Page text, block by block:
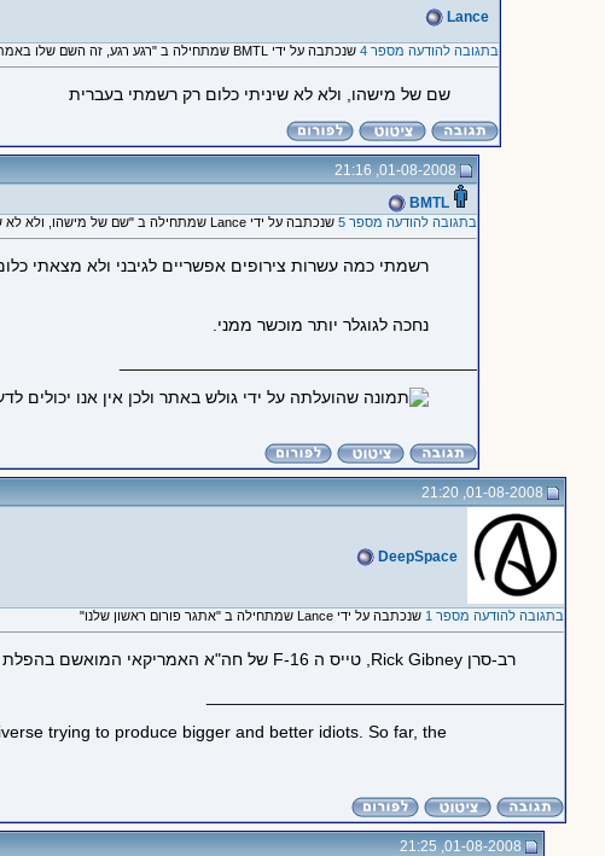
Lance
בתגובה להודעה מספר 4 שנכתבה על ידי BMTL שמתחילה ב "רגע רגע, זה השם שלו באמת או..."
שם של מישהו, ולא לא שיניתי כלום רק רשמתי בעברית
01-08-2008, 21:16
BMTL
בתגובה להודעה מספר 5
שנכתבה על ידי Lance שמתחילה ב "שם של מישהו, ולא לא שיניתי..."
רשמתי כמה עשרות צירופים אפשריים לגיבני ולא מצאתי
נחכה לגוגלר יותר מוכשר ממני.
01-08-2008, 21:20
DeepSpace
בתגובה להודעה מספר 1 שנכתבה על ידי Lance שמתחילה ב "אתגר פורום ראשון שלנו"
רב-סרן Rick Gibney, טייס ה F-16 של חה"א האמריקאי המואשם בהפלת טיסה 93 של United ב 9/11
trying to produce bigger and better idiots. So far, the
01-08-2008, 21:25